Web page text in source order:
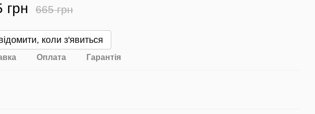
грн 665 грн
В бажання
коли з'явиться
Оплата Гарантія